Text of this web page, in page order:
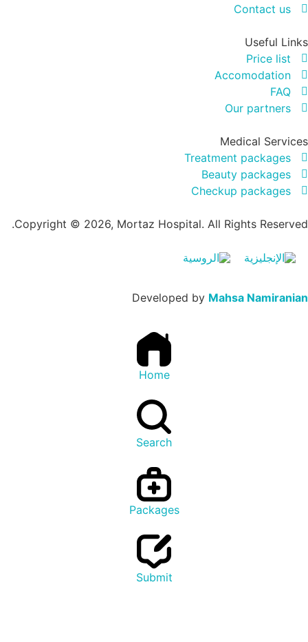
Contact us
Useful
Price list
Accomodation
FAQ
Our partners
Medical
Treatment packages
Beauty packages
Checkup packages
Copyright © 2026, Mortaz Hospital. All Rights
Developed byMahsa
Home
Search
Packages
Submit